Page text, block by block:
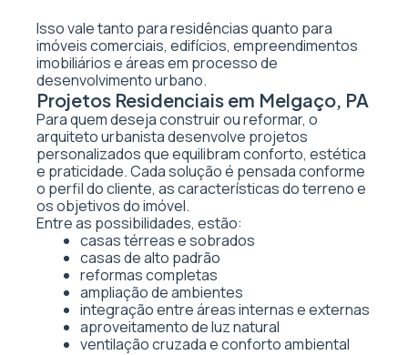
Isso vale tanto para residências quanto para
imóveis comerciais, edifícios, empreendimentos
imobiliários e áreas em processo de
desenvolvimento urbano.
Projetos Residenciais em Melgaço, PA
Para quem deseja construir ou reformar, o
arquiteto urbanista desenvolve projetos
personalizados que equilibram conforto, estética
e praticidade. Cada solução é pensada conforme
o perfil do cliente, as características do terreno e
os objetivos do imóvel.
Entre as possibilidades, estão:
casas térreas e sobrados
casas de alto padrão
reformas completas
ampliação de ambientes
integração entre áreas internas e externas
aproveitamento de luz natural
ventilação cruzada e conforto ambiental